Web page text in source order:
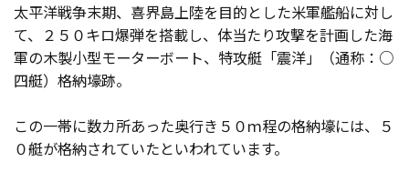
太平洋戦争末期、喜界島上陸を目的とした米軍艦船に対し
て、２５０キロ爆弾を搭載し、体当たり攻撃を計画した海
軍の木製小型モーターボート、特攻艇「震洋」（通称：○
四艇）格納壕跡。
この一帯に数カ所あった奥行き５０ｍ程の格納壕には、５
０艇が格納されていたといわれています。